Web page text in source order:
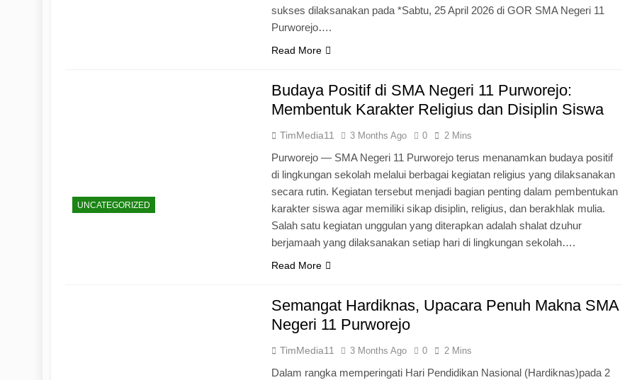
sukses dilaksanakan pada *Sabtu, 25 April 2026 di GOR SMA Negeri 11
Purworejo….
Read More
UNCATEGORIZED
Budaya Positif di SMA Negeri 11 Purworejo:
Membentuk Karakter Religius dan Disiplin Siswa
TimMedia11 3 Months Ago 0 2 Mins
Purworejo — SMA Negeri 11 Purworejo terus menanamkan budaya positif
di lingkungan sekolah melalui berbagai kegiatan religius yang dilaksanakan
secara rutin. Kegiatan tersebut menjadi bagian penting dalam pembentukan
karakter siswa agar memiliki sikap disiplin, religius, dan berakhlak mulia.
Salah satu kegiatan unggulan yang diterapkan adalah shalat dzuhur
berjamaah yang dilaksanakan setiap hari di lingkungan sekolah….
Read More
Semangat Hardiknas, Upacara Penuh Makna SMA
Negeri 11 Purworejo
TimMedia11 3 Months Ago 0 2 Mins
Dalam rangka memperingati Hari Pendidikan Nasional (Hardiknas)pada 2